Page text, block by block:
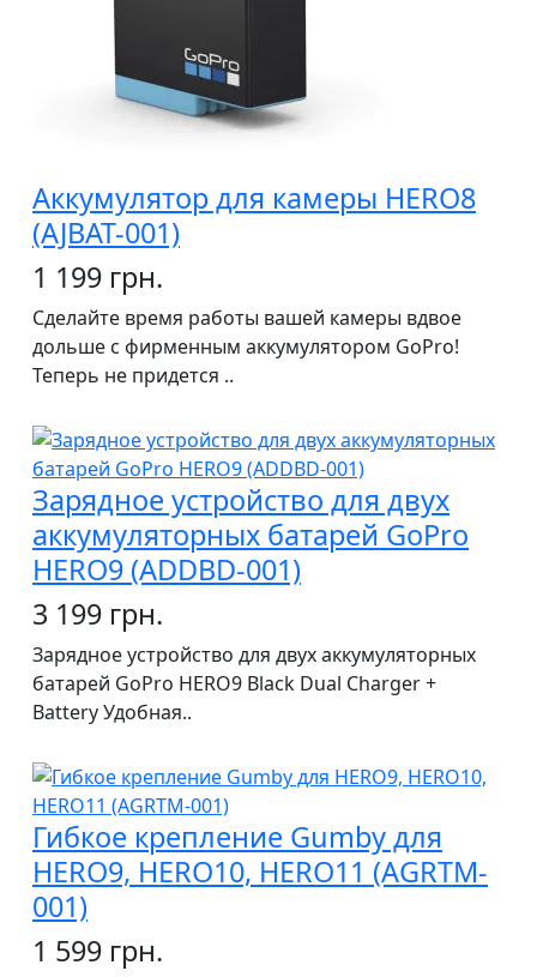
Аккумулятор для камеры HERO8
(AJBAT-001)
1 199 грн.
Сделайте время работы вашей камеры вдвое
дольше с фирменным аккумулятором GoPro!
Теперь не придется ..
Зарядное устройство для двух
аккумуляторных батарей GoPro
HERO9 (ADDBD-001)
3 199 грн.
Зарядное устройство для двух аккумуляторных
батарей GoPro HERO9 Black Dual Charger +
Battery Удобная..
Гибкое крепление Gumby для
HERO9, HERO10, HERO11 (AGRTM-
001)
1 599 грн.